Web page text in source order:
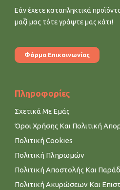
Εάν έχετε καταπληκτικά
μαζί μας τότε γράψτε μας κάτι!
Φόρμα Επικοινωνίας
Πληροφορίες
Σχετικά Με Εμάς
Όροι Χρήσης Και Πολιτική
Πολιτική Cookies
Πολιτική Πληρωμών
Πολιτική Αποστολής Και
Πολιτική Ακυρώσεων Και